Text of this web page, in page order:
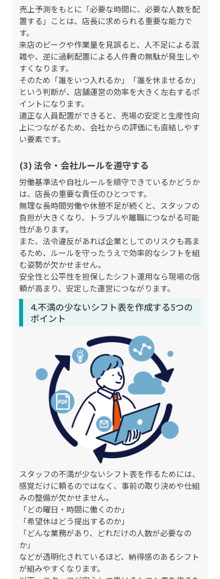
売上予測をもとに「必要な時間に、必要な人数を配
置する」ことは、店長に求められる重要な能力で
す。
来店のピークや作業量を見誤ると、人不足による混
雑や、逆に過剰配置による人件費の無駄が発生しや
すくなります。
そのため「誰をいつ入れるか」「誰を休ませるか」
という判断が、店舗運営の効率を大きく左右するポ
イントになります。
適正な人員配置ができると、売場の安定と生産性向
上につながるため、会社からの評価にも直結しやす
い要素です。
(3) 法令・会社ルールを遵守する
労働基準法や自社ルールを順守できているかどうか
は、店長の重要な責任のひとつです。
無理な長時間労働や休憩不足が続くと、スタッフの
負担が大きくなり、トラブルや離職につながる可能
性があります。
また、法令違反があれば企業としてのリスクも高ま
るため、ルールを守ったうえで効率的なシフトを組
む姿勢が欠かせません。
安全性と公平性を担保したシフト運用なら現場の信
頼が高まり、安定した運営につながります。
4.不満の少ないシフト表を作成する5つの
ポイント
スタッフの不満が少ないシフト表を作るためには、
感覚だけに頼るのではなく、事前の取り決めや仕組
みの整備が欠かせません。
「どの曜日・時間に働くのか」
「希望休はどう提出するのか」
「どんな業務があり、どれだけの人数が必要なの
か」
などが透明化されているほど、納得感のあるシフト
が組みやすくなります。